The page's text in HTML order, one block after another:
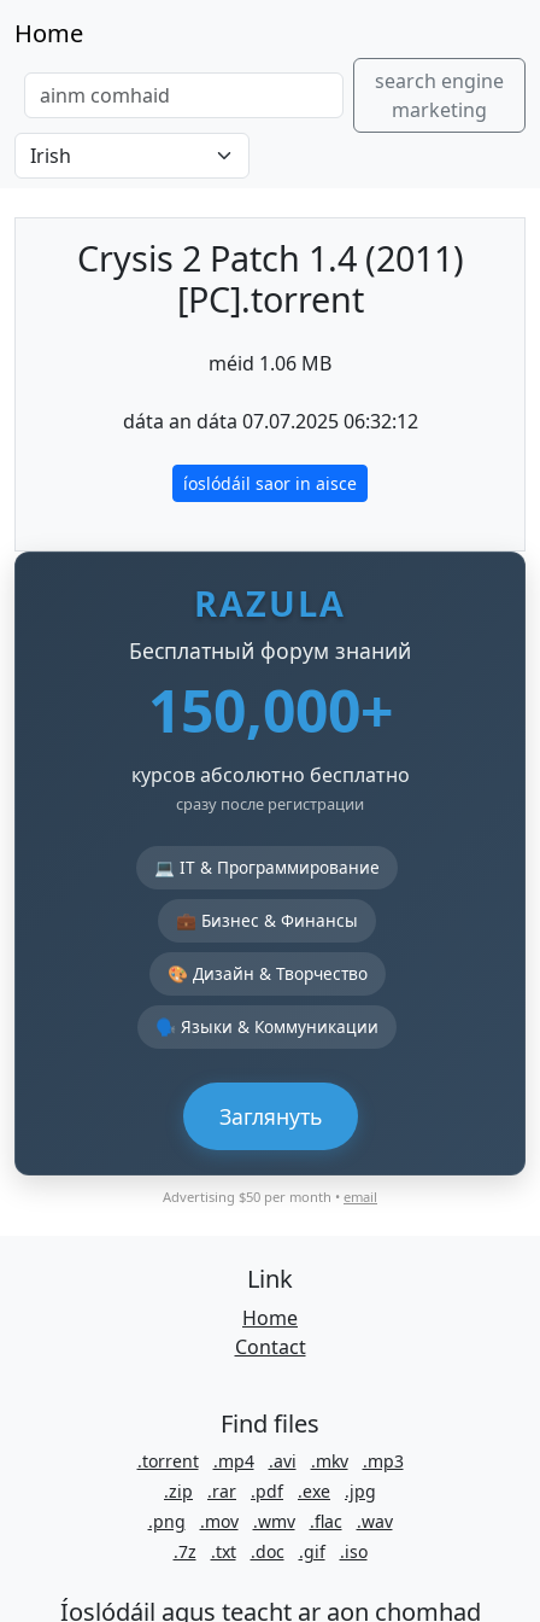
Home
search engine
marketing
Crysis 2 Patch 1.4 (2011)
[PC].torrent
méid 1.06 MB
dáta an dáta 07.07.2025 06:32:12
íoslódáil saor in aisce
RAZULA
Бесплатный форум знаний
150,000+
курсов абсолютно бесплатно
сразу после регистрации
💻 IT & Программирование
💼 Бизнес & Финансы
🎨 Дизайн & Творчество
🗣️ Языки & Коммуникации
Заглянуть
Advertising $50 per month • email
Link
Home
Contact
Find files
.torrent .mp4 .avi .mkv
.mp3
.zip
.rar .pdf .exe
.jpg
.png
.mov .wmv .flac
.wav
.7z
.txt .doc .gif .iso
Íoslódáil agus teacht ar aon chomhad